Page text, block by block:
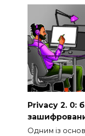
Privacy 2. 0:
Одним із